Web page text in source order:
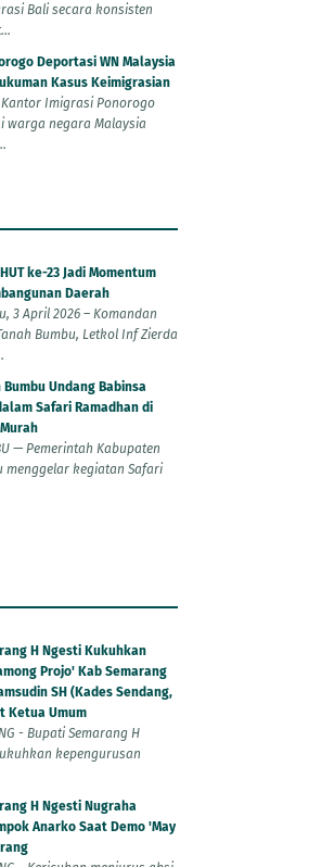
Bali secara konsisten
Deportasi WN Malaysia
Kasus Keimigrasian
Kantor Imigrasi Ponorogo
warga negara Malaysia
ke-23 Jadi Momentum
Daerah
3 April 2026 – Komandan
Bumbu, Letkol Inf Zierda
Bumbu Undang Babinsa
Safari Ramadhan di
— Pemerintah Kabupaten
menggelar kegiatan Safari
H Ngesti Kukuhkan
Projo' Kab Semarang
SH (Kades Sendang,
Ketua Umum
- Bupati Semarang H
kepengurusan
H Ngesti Nugraha
Anarko Saat Demo 'May